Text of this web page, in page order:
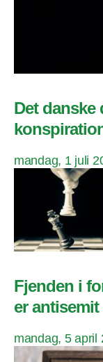
Det danske
mandag, 1 juli
Fjenden i
er
mandag, 5 april